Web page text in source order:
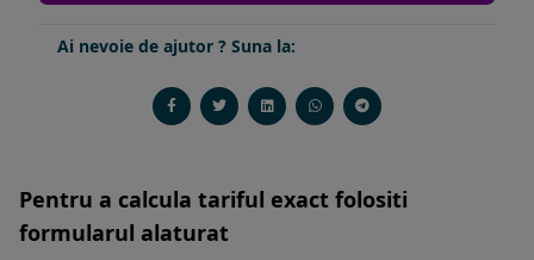
Ai nevoie de ajutor ? Suna la:
Pentru a calcula tariful exact folositi
formularul alaturat